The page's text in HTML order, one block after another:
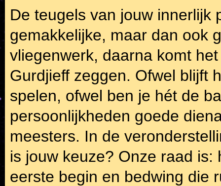
De teugels van jouw innerlijk
gemakkelijke, maar dan ook
vliegenwerk, daarna komt
Gurdjieff zeggen. Ofwel blijft
spelen, ofwel ben je hét de
persoonlijkheden goede
meesters. In de
is jouw keuze? Onze raad
eerste begin en bedwing die